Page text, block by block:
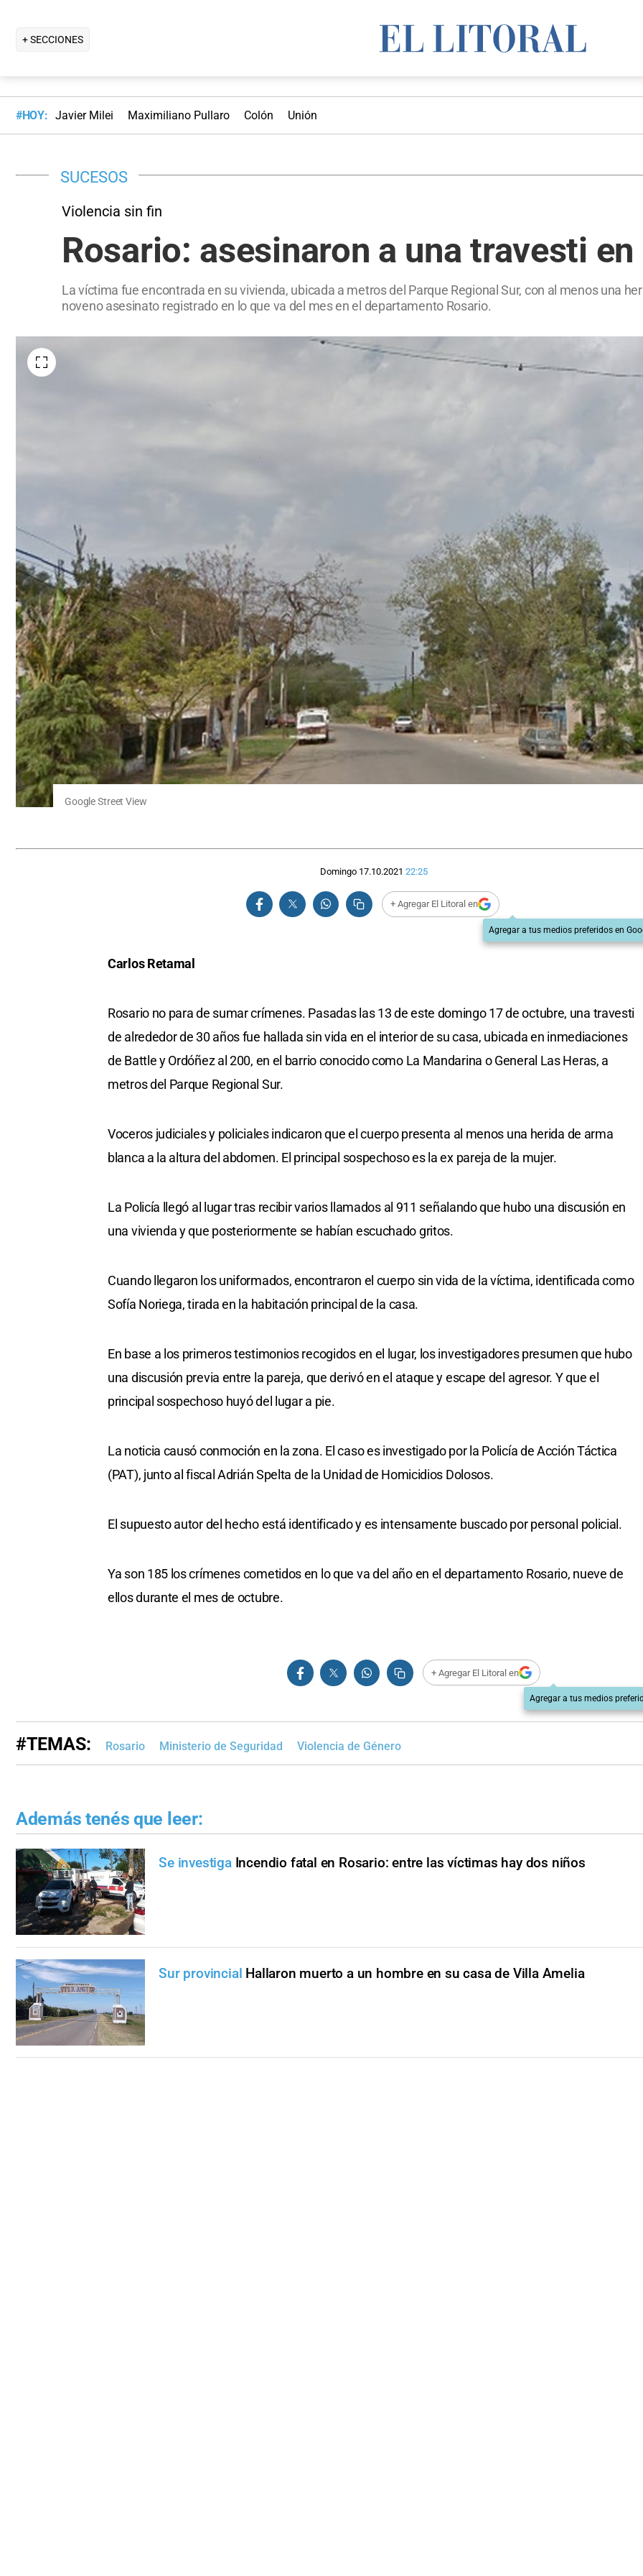
+ SECCIONES
#HOY: Javier Milei Maximiliano Pullaro Colón Unión
SUCESOS
Violencia sin fin
Rosario: asesinaron a una travesti
La víctima fue encontrada en su vivienda, ubicada a metros del Parque Regional Sur, con al menos una
noveno asesinato registrado en lo que va del mes en el departamento Rosario.
Google Street View
Domingo 17.10.2021 22:25
+ Agregar El Litoral en
Agregar a tus medios preferidos en
Carlos Retamal
Rosario no para de sumar crímenes. Pasadas las 13 de este domingo 17 de octubre, una travesti
de alrededor de 30 años fue hallada sin vida en el interior de su casa, ubicada en inmediaciones
de Battle y Ordóñez al 200, en el barrio conocido como La Mandarina o General Las Heras, a
metros del Parque Regional Sur.
Voceros judiciales y policiales indicaron que el cuerpo presenta al menos una herida de arma
blanca a la altura del abdomen. El principal sospechoso es la ex pareja de la mujer.
La Policía llegó al lugar tras recibir varios llamados al 911 señalando que hubo una discusión en
una vivienda y que posteriormente se habían escuchado gritos.
Cuando llegaron los uniformados, encontraron el cuerpo sin vida de la víctima, identificada como
Sofía Noriega, tirada en la habitación principal de la casa.
En base a los primeros testimonios recogidos en el lugar, los investigadores presumen que hubo
una discusión previa entre la pareja, que derivó en el ataque y escape del agresor. Y que el
principal sospechoso huyó del lugar a pie.
La noticia causó conmoción en la zona. El caso es investigado por la Policía de Acción Táctica
(PAT), junto al fiscal Adrián Spelta de la Unidad de Homicidios Dolosos.
El supuesto autor del hecho está identificado y es intensamente buscado por personal policial.
Ya son 185 los crímenes cometidos en lo que va del año en el departamento Rosario, nueve de
ellos durante el mes de octubre.
+ Agregar El Litoral en
Agregar a tus medios
#TEMAS: Rosario Ministerio de Seguridad Violencia de Género
Además tenés que leer:
Se investiga Incendio fatal en Rosario: entre las víctimas hay dos niños
Sur provincial Hallaron muerto a un hombre en su casa de Villa Amelia